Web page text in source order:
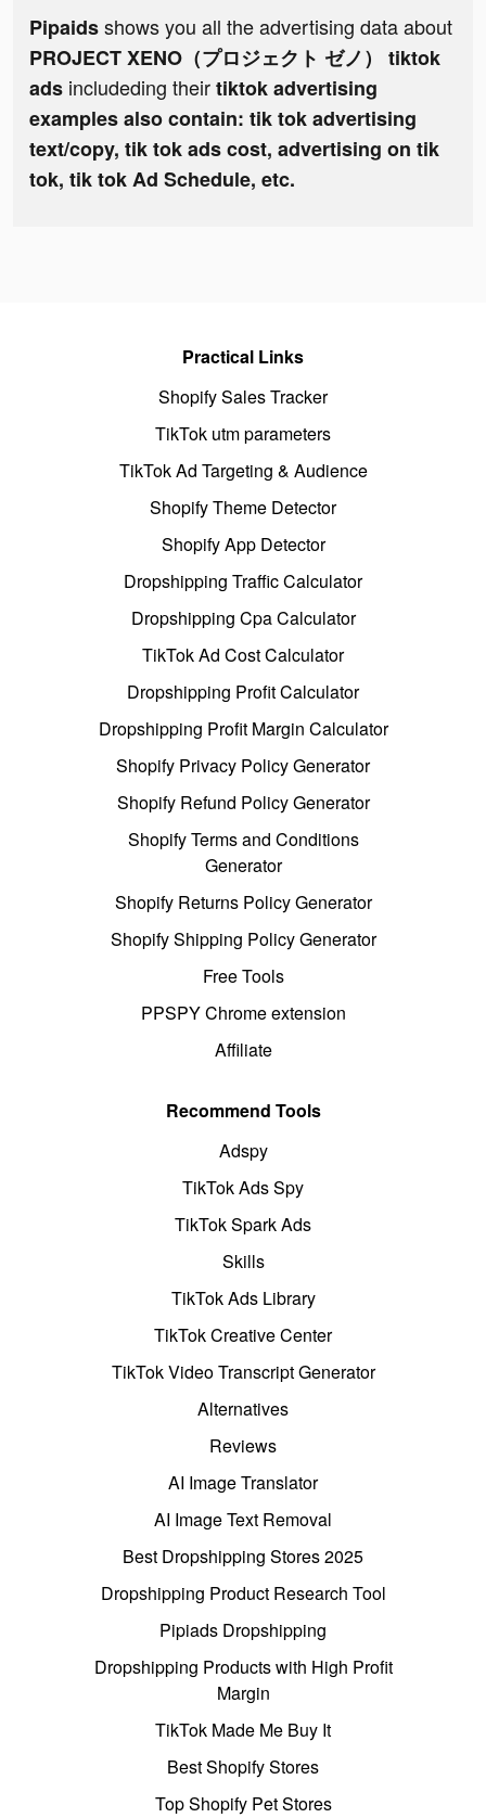
Pipaidsshows you all the advertising data about
PROJECT XENO（プロジェクト ゼノ） tiktok
ads includeding theirtiktok advertising
examples also contain: tik tok advertising
text/copy, tik tok ads cost, advertising on tik
tok, tik tok Ad Schedule, etc.
Practical Links
Shopify Sales Tracker
TikTok utm parameters
TikTok Ad Targeting & Audience
Shopify Theme Detector
Shopify App Detector
Dropshipping Traffic Calculator
Dropshipping Cpa Calculator
TikTok Ad Cost Calculator
Dropshipping Profit Calculator
Dropshipping Profit Margin Calculator
Shopify Privacy Policy Generator
Shopify Refund Policy Generator
Shopify Terms and Conditions
Generator
Shopify Returns Policy Generator
Shopify Shipping Policy Generator
Free Tools
PPSPY Chrome extension
Affiliate
Recommend Tools
Adspy
TikTok Ads Spy
TikTok Spark Ads
Skills
TikTok Ads Library
TikTok Creative Center
TikTok Video Transcript Generator
Alternatives
Reviews
AI Image Translator
AI Image Text Removal
Best Dropshipping Stores 2025
Dropshipping Product Research Tool
Pipiads Dropshipping
Dropshipping Products with High Profit
Margin
TikTok Made Me Buy It
Best Shopify Stores
Top Shopify Pet Stores